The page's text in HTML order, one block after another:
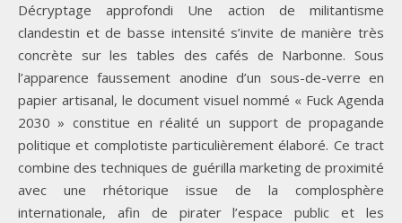
Décryptage approfondi Une action de militantisme
clandestin et de basse intensité s’invite de manière très
concrète sur les tables des cafés de Narbonne. Sous
l’apparence faussement anodine d’un sous-de-verre en
papier artisanal, le document visuel nommé « Fuck Agenda
2030 » constitue en réalité un support de propagande
politique et complotiste particulièrement élaboré. Ce tract
combine des techniques de guérilla marketing de proximité
avec une rhétorique issue de la complosphère
internationale, afin de pirater l’espace public et les